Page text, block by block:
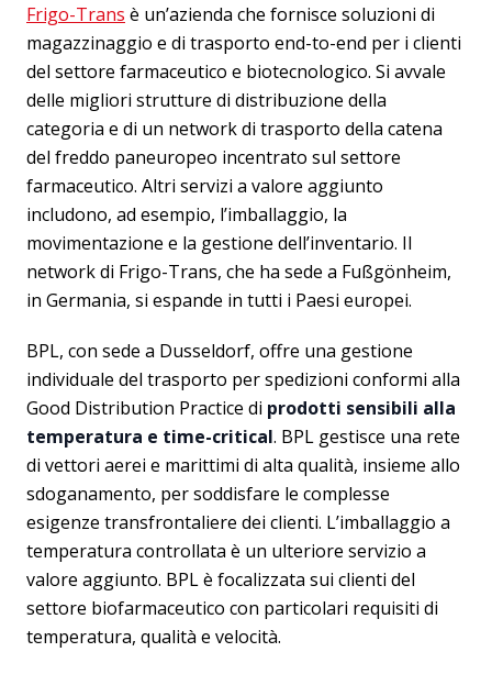
Frigo-Trans è un’azienda che fornisce soluzioni di
magazzinaggio e di trasporto end-to-end per i clienti
del settore farmaceutico e biotecnologico. Si avvale
delle migliori strutture di distribuzione della
categoria e di un network di trasporto della catena
del freddo paneuropeo incentrato sul settore
farmaceutico. Altri servizi a valore aggiunto
includono, ad esempio, l’imballaggio, la
movimentazione e la gestione dell’inventario. Il
network di Frigo-Trans, che ha sede a Fußgönheim,
in Germania, si espande in tutti i Paesi europei.
BPL, con sede a Dusseldorf, offre una gestione
individuale del trasporto per spedizioni conformi alla
Good Distribution Practice di prodotti sensibili alla
temperatura e time-critical. BPL gestisce una rete
di vettori aerei e marittimi di alta qualità, insieme allo
sdoganamento, per soddisfare le complesse
esigenze transfrontaliere dei clienti. L’imballaggio a
temperatura controllata è un ulteriore servizio a
valore aggiunto. BPL è focalizzata sui clienti del
settore biofarmaceutico con particolari requisiti di
temperatura, qualità e velocità.